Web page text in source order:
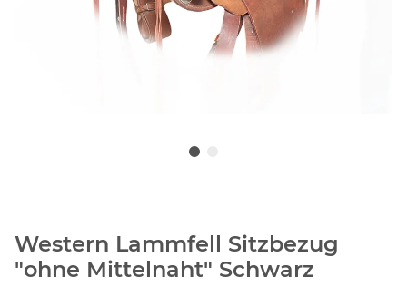
Western Lammfell Sitzbezug
"ohne Mittelnaht" Schwarz